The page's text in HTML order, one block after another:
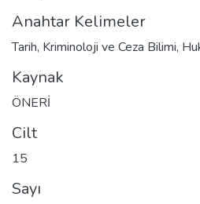
Anahtar Kelimeler
Tarih, Kriminoloji ve Ceza Bilimi,
Kaynak
ÖNERİ
Cilt
15
Sayı